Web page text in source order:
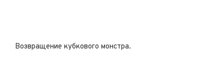
Возвращение кубкового монстра.